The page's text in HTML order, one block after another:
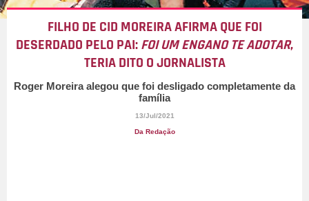
FILHO DE CID MOREIRA AFIRMA QUE FOI
DESERDADO PELO PAI:FOI UM ENGANO TE ADOTAR,
TERIA DITO O JORNALISTA
Roger Moreira alegou que foi desligado completamente da
família
13/Jul/2021
Da Redação